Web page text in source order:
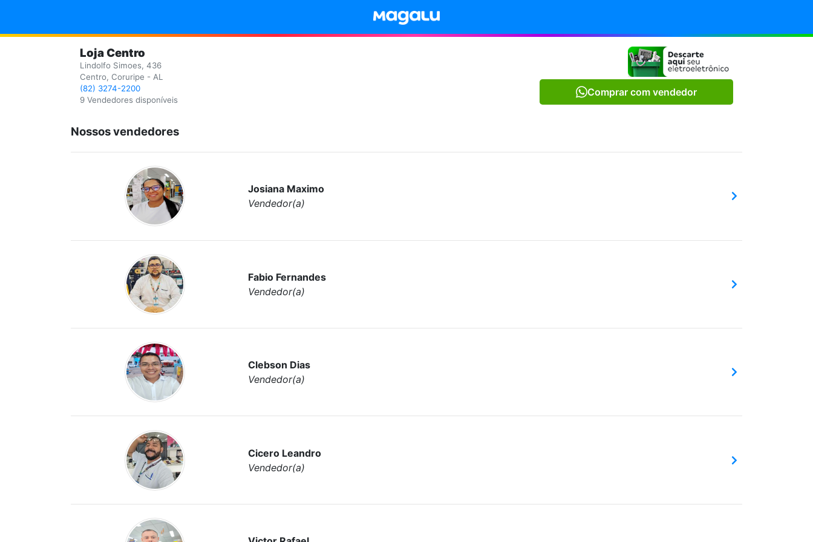
Loja Centro
Lindolfo Simoes, 436
Centro, Coruripe - AL
(82) 3274-2200
9 Vendedores disponíveis
Comprar com vendedor
Nossos vendedores
Josiana Maximo
Vendedor(a)
Fabio Fernandes
Vendedor(a)
Clebson Dias
Vendedor(a)
Cicero Leandro
Vendedor(a)